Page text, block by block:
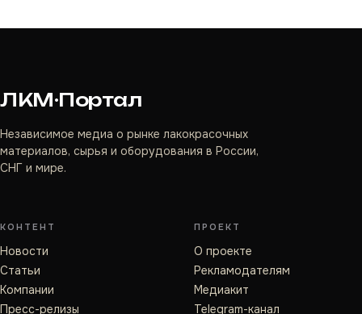
ЛКМ·Портал
Независимое медиа о рынке лакокрасочных
материалов, сырья и оборудования в России,
СНГ и мире.
КОНТЕНТ
Новости
Статьи
Компании
Пресс-релизы
ПРОЕКТ
О проекте
Рекламодателям
Медиакит
Telegram-канал